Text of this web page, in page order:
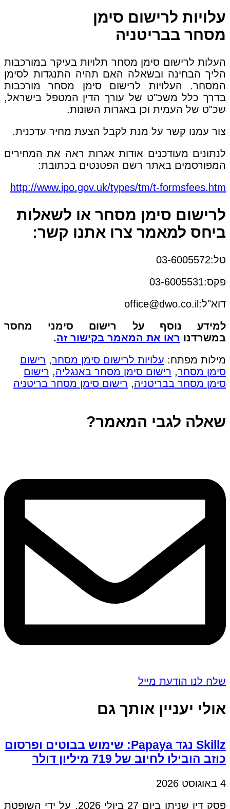
עלויות לרישום סימן
מסחר בבריטניה
העלות לרישום סימן מסחר תלויות בעיקר במורכבות
הליך הבחינה ובשאלה האם תהיה התנגדות לסימן
המסחר. העלויות לרישום סימן מסחר מורכבות
בדרך כלל משכ"ט של עורך הדין המטפל בישראל,
שכ"ט של העמית וכן באגרות השונות.
צור עמנו קשר על מנת לקבל הצעת מחיר עדכנית.
לנתונים מעודכנים אודות אגרות ראה את המחירים
המפורסמים באתר רשם הפטנטים בכתובת:
http://www.ipo.gov.uk/types/tm/t-formsfees.htm
לרישום סימן מסחר או לשאלות
ביחס למאמר צרו אתנו קשר:
טל:03-6005572
פקס:03-6005531
דוא"ל:office@dwo.co.il
למידע נוסף על רישום סימני מחסר
במשרדנו ראו את המאמר בקישור זה.
מילות מפתח: עלויות לרישום סימן מסחר, רישום
סימן מסחר, רישום סימן מסחר באנגליה, רישום
סימן מסחר בבריטניה, רישום סימן מסחר בריטניה
שאלה לגבי המאמר?
שלח לנו הודעת מייל
אולי יעניין אותך גם
Skillz נגד Papaya: שימוש בבוטים ופרסום
כוזב הובילו לחיוב של 719 מיליון דולר
4 באוגוסט 2026
פסק דין שניתן ביום 27 ביולי 2026, על ידי השופטת